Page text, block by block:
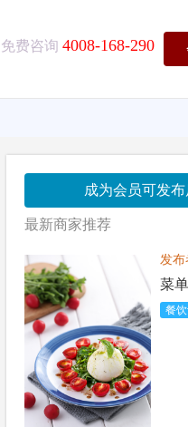
免费咨询 4008-168-290
成为会员可发
最新商家推荐
发布
菜
餐